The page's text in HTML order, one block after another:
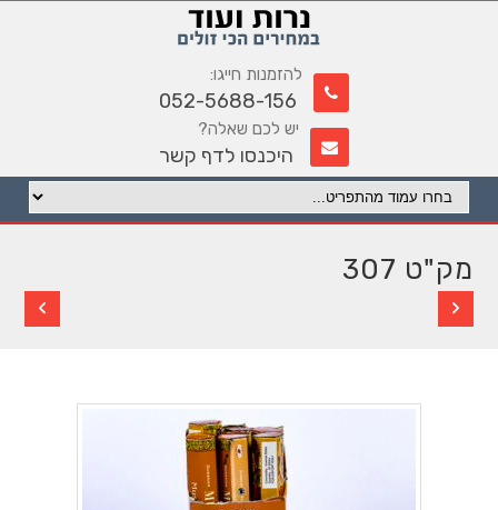
להזמנות חייגו:
052-5688-156
יש לכם שאלה?
היכנסו לדף קשר
מק"ט 307